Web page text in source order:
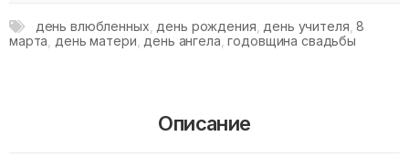
день влюбленных день рождения день учителя ,8
марта день матери день ангела ,годовщина свадьбы
Описание